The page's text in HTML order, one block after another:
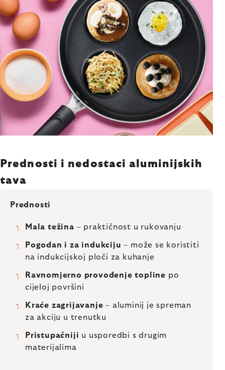
Prednosti i nedostaci aluminijskih
tava
Prednosti
Mala težina – praktičnost u rukovanju
Pogodan i za indukciju – može se koristiti
na indukcijskoj ploči za kuhanje
Ravnomjerno provođenje topline po
cijeloj površini
Kraće zagrijavanje– aluminij je spreman
za akciju u trenutku
Pristupačniji u usporedbi s drugim
materijalima